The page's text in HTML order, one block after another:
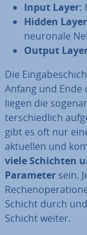
Input Layer:
Hidden
neuronale
Output
Die
Anfang und Ende
liegen die
ter­schied­lich
gibt es oft nur
aktuellen und
viele Schichten
Parameter sein.
Schicht durch
Schicht weiter.